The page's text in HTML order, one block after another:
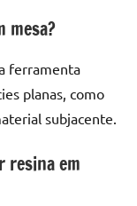
mesa?
ferramenta
planas, como
subjacente.
resina em